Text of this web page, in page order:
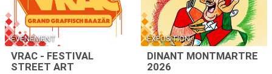
ÉVÉNEMENT
VRAC - FESTIVAL
STREET ART
EXPOSITION
DINANT MONTMARTRE
2026